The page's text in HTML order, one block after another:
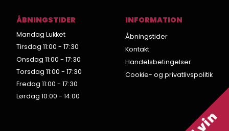
ÅBNINGSTIDER
Mandag Lukket
Tirsdag 11:00 - 17:30
Onsdag 11:00 - 17:30
Torsdag 11:00 - 17:30
Fredag 11:00 - 17:30
Lørdag 10:00 - 14:00
INFORMATION
Åbningstider
Kontakt
Handelsbetingelser
Cookie- og privatlivspolitik